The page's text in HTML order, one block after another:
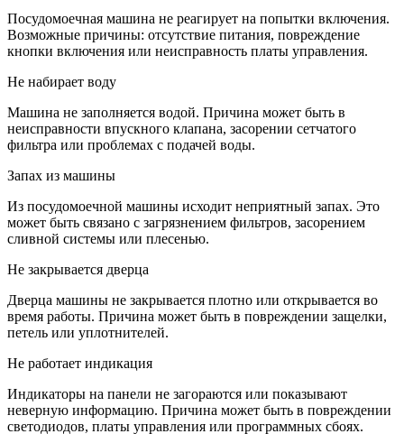
Посудомоечная машина не реагирует на попытки включения.
Возможные причины: отсутствие питания, повреждение
кнопки включения или неисправность платы управления.
Не набирает воду
Машина не заполняется водой. Причина может быть в
неисправности впускного клапана, засорении сетчатого
фильтра или проблемах с подачей воды.
Запах из машины
Из посудомоечной машины исходит неприятный запах. Это
может быть связано с загрязнением фильтров, засорением
сливной системы или плесенью.
Не закрывается дверца
Дверца машины не закрывается плотно или открывается во
время работы. Причина может быть в повреждении защелки,
петель или уплотнителей.
Не работает индикация
Индикаторы на панели не загораются или показывают
неверную информацию. Причина может быть в повреждении
светодиодов, платы управления или программных сбоях.